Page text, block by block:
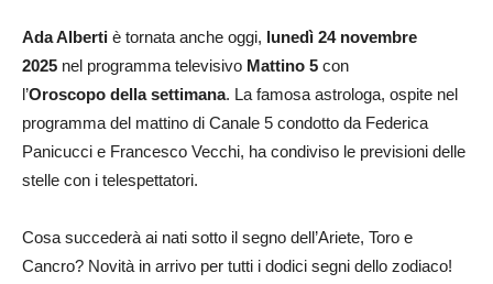
Ada Alberti è tornata anche oggi, lunedì 24 novembre
2025 nel programma televisivo Mattino 5 con
l’Oroscopo della settimana. La famosa astrologa, ospite nel
programma del mattino di Canale 5 condotto da Federica
Panicucci e Francesco Vecchi, ha condiviso le previsioni delle
stelle con i telespettatori.
Cosa succederà ai nati sotto il segno dell’Ariete, Toro e
Cancro? Novità in arrivo per tutti i dodici segni dello zodiaco!